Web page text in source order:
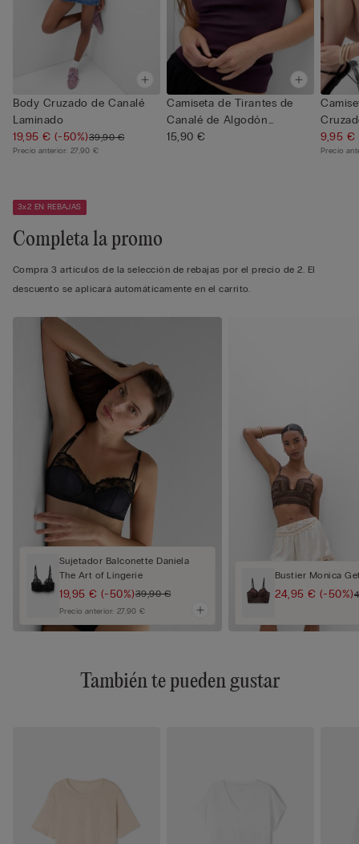
Body Cruzado de Canalé
Laminado
19,95 €(-50%)39,90 €
Precio anterior: 27,90 €
Camiseta de Tirantes de
Canalé de Algodón
Superior
15,90 € 9,95 €
Precio
3x2 EN REBAJAS
Completa la promo
Compra 3 artículos de la selección de rebajas por el precio de 2. El
descuento se aplicará automáticamente en el carrito.
Sujetador Balconette Daniela
The Art of Lingerie
19,95 €(-50%)39,90 €
Precio anterior: 27,90 €
Bustier Monica
24,95 €(-50%)
También te pueden gustar